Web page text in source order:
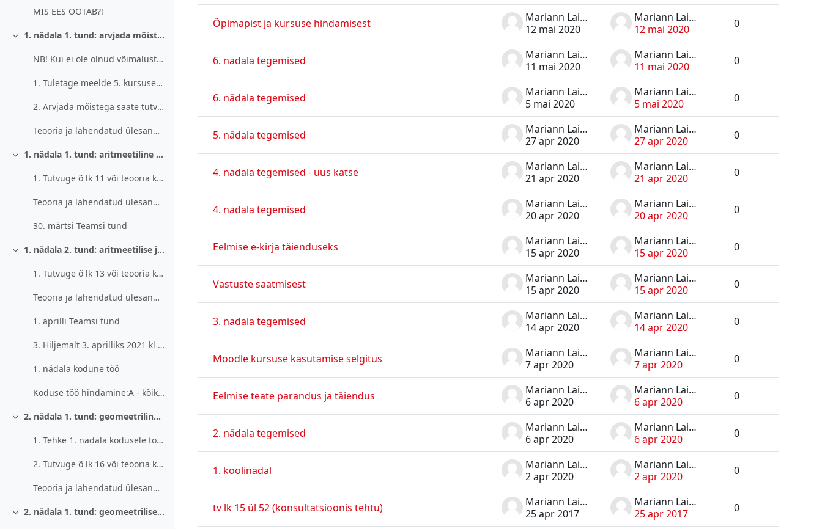
MIS EES OOTAB?!
Ahenda 1. nädala 1. tund: arvjada mõiste (30. märts 2021. a)
NB! Kui ei ole olnud võimalust võtta kooli ra...
1. Tuletage meelde 5. kursusel õpitu. Selleks meen...
2. Arvjada mõistega saate tutvuda õ lk 10 või teoo...
Teooria ja lahendatud ülesanded 1
Ahenda 1. nädala 1. tund: aritmeetiline jada ja selle üldliikme valem (30. märts 2021. a)
1. Tutvuge õ lk 11 või teooria kaustas olevate mat...
Teooria ja lahendatud ülesanded 2
30. märtsi Teamsi tund
Ahenda 1. nädala 2. tund: aritmeetilise jada esimese n liikme summa (1. aprill 2021. a)
1. Tutvuge õ lk 13 või teooria kaustas olevate mat...
Teooria ja lahendatud ülesanded 3
1. aprilli Teamsi tund
3. Hiljemalt 3. aprilliks 2021 kl 22 pal...
1. nädala kodune töö
Koduse töö hindamine:A - kõik lahendused on õ...
Ahenda 2. nädala 1. tund: geomeetriline jada ja selle üldliikme valem (6. aprill 2021. a
1. Tehke 1. nädala kodusele tööle v...
2. Tutvuge õ lk 16 või teooria kaustas olevate mat...
Teooria ja lahendatud ülesanded 4
Ahenda 2. nädala 1. tund: geomeetrilise jada esimese n liikme summa valem (6. aprill 2021. a
Õpimapist ja kursuse hindamisest
Mariann Laius
12 mai 2020
Mariann Laius
12 mai 2020
0
6. nädala tegemised
Mariann Laius
11 mai 2020
Mariann Laius
11 mai 2020
0
6. nädala tegemised
Mariann Laius
5 mai 2020
Mariann Laius
5 mai 2020
0
5. nädala tegemised
Mariann Laius
27 apr 2020
Mariann Laius
27 apr 2020
0
4. nädala tegemised - uus katse
Mariann Laius
21 apr 2020
Mariann Laius
21 apr 2020
0
4. nädala tegemised
Mariann Laius
20 apr 2020
Mariann Laius
20 apr 2020
0
Eelmise e-kirja täienduseks
Mariann Laius
15 apr 2020
Mariann Laius
15 apr 2020
0
Vastuste saatmisest
Mariann Laius
15 apr 2020
Mariann Laius
15 apr 2020
0
3. nädala tegemised
Mariann Laius
14 apr 2020
Mariann Laius
14 apr 2020
0
Moodle kursuse kasutamise selgitus
Mariann Laius
7 apr 2020
Mariann Laius
7 apr 2020
0
Eelmise teate parandus ja täiendus
Mariann Laius
6 apr 2020
Mariann Laius
6 apr 2020
0
2. nädala tegemised
Mariann Laius
6 apr 2020
Mariann Laius
6 apr 2020
0
1. koolinädal
Mariann Laius
2 apr 2020
Mariann Laius
2 apr 2020
0
tv lk 15 ül 52 (konsultatsioonis tehtu)
Mariann Laius
25 apr 2017
Mariann Laius
25 apr 2017
0